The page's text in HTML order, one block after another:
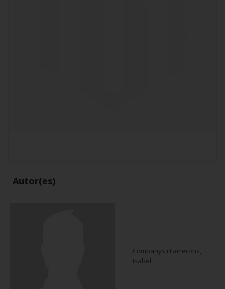
Autor(es)
Companys i Farrerons,
Isabel